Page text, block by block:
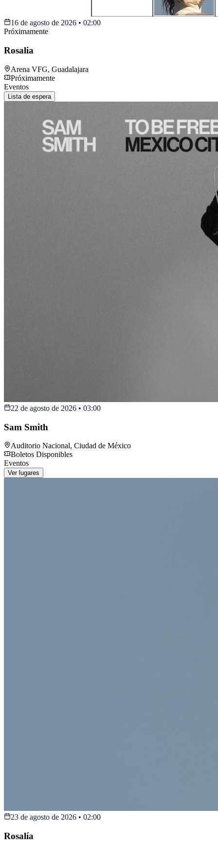
16 de agosto de 2026 • 02:00
Próximamente
Rosalia
Arena VFG, Guadalajara
Próximamente
Eventos
Lista de espera
22 de agosto de 2026 • 03:00
Sam Smith
Auditorio Nacional, Ciudad de México
Boletos Disponibles
Eventos
Ver lugares
23 de agosto de 2026 • 02:00
Rosalía